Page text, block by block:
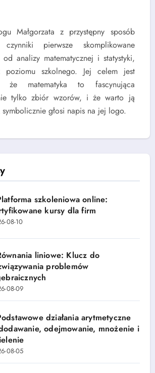
Małgorzata z przystępny sposób
pierwsze skomplikowane
analizy matematycznej i statystyki,
szkolnego. Jej celem jest
że matematyka to fascynująca
tylko zbiór wzorów, i że warto ją
głosi napis na jej logo.
szkoleniowa online:
kursy dla firm
08-10
liniowe: Klucz do
problemów
08-09
działania arytmetyczne
odejmowanie, mnożenie i
08-05